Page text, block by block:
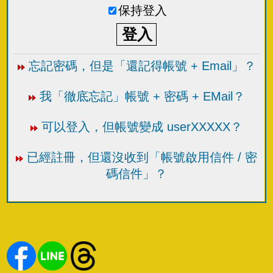
保持登入
忘記密碼，但是「還記得帳號 + Email」？
我「徹底忘記」帳號 + 密碼 + EMail？
可以登入，但帳號變成 userXXXXX？
已經註冊，但還沒收到「帳號啟用信件 / 密
碼信件」？